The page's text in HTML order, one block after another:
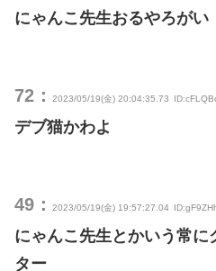
にゃんこ先生おるやろがい
72： 2023/05/19(金) 20:04:35.73
デブ猫かわよ
49： 2023/05/19(金) 19:57:27.04
にゃんこ先生とかいう常に
ター